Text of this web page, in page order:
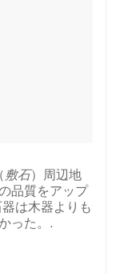
敷石）周辺地
品質をアップ
は木器よりも
った。.